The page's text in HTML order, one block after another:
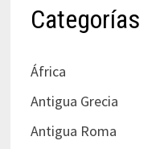
Categorías
África
Antigua Grecia
Antigua Roma